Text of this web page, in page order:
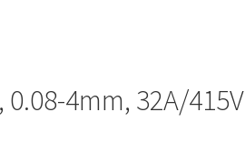
4mm, 32A/415V